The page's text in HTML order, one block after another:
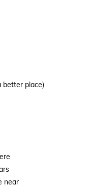
better place)
near